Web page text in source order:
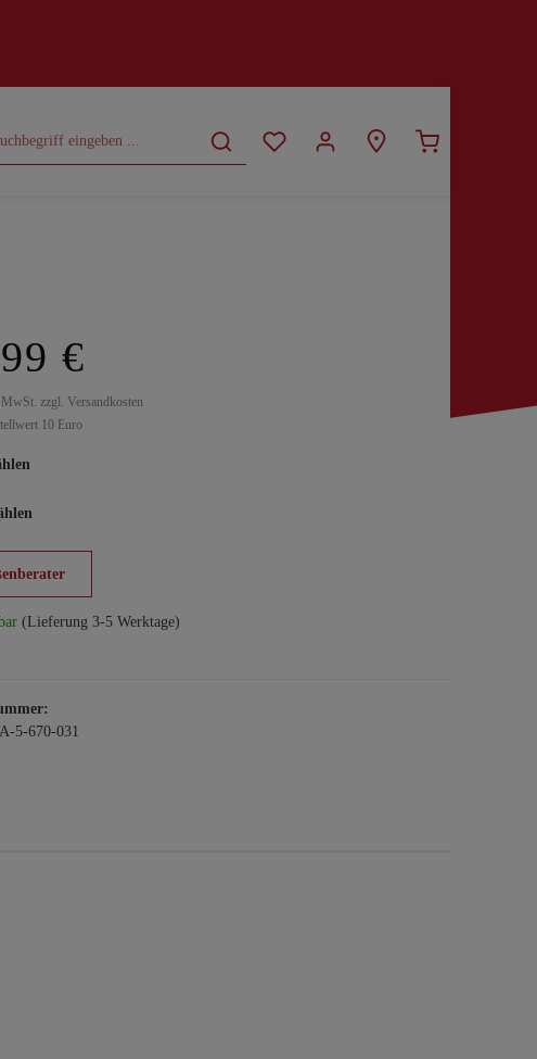
CURVY
€
MwSt. zzgl. Versandkosten
10 Euro
(Lieferung 3-5 Werktage)
5-670-031